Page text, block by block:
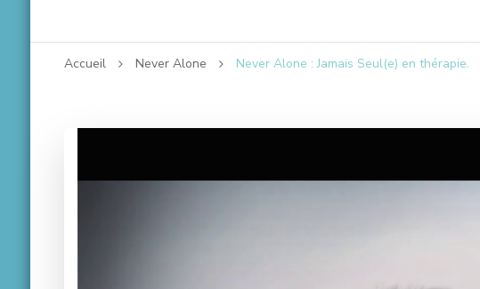
Accueil Never Alone Never Alone : Jamais Seul(e) en thérapie.